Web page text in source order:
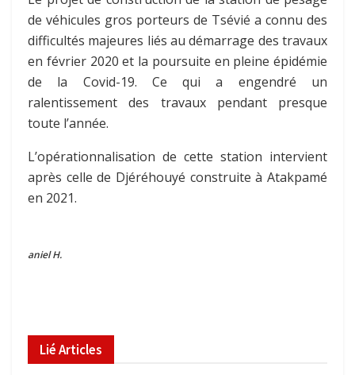
de véhicules gros porteurs de Tsévié a connu des
difficultés majeures liés au démarrage des travaux
en février 2020 et la poursuite en pleine épidémie
de la Covid-19. Ce qui a engendré un
ralentissement des travaux pendant presque
toute l’année.
L’opérationnalisation de cette station intervient
après celle de Djéréhouyé construite à Atakpamé
en 2021.
aniel H.
LiéArticles